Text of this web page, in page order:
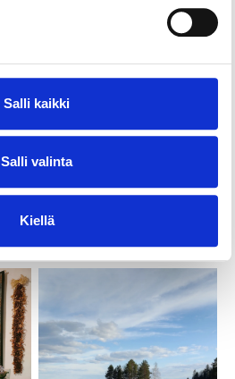
Salli kaikki
Salli valinta
Kiellä